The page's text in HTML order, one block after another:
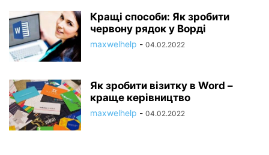
Кращі способи: Як зробити
червону рядок у Ворді
maxwelhelp - 04.02.2022
Як зробити візитку в Word –
краще керівництво
maxwelhelp - 04.02.2022